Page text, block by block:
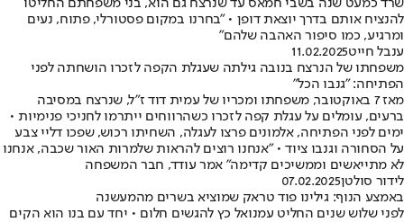
שרד כמעט שנה בשבי חמאס עד שנרצח גם הוא, בני משפחתם החליטו
להנציח אותם בדרך יוצאת דופן • "בחרנו במקום פסטורלי, פתוח, נעים
ומרגיע, כמו סיפור האהבה שלהם"
ענבל חייט11.02.2025
משפחתו של הנרצח בנובה גילתה שעגלת הקפה לזכרו הושחתה לפני
הפתיחה: "גנבו הכל"
מאז 7 באוקטובר, משפחתו ומכריו של עמית דוד ז"ל, שנרצח במסיבה
ברעים, עומלים על עגלת קפה לזכרו כשהרווחים ייתרמו לחניכי פנימיות •
ימים לפני הפתיחה, אלמונים פרצו לעגלה, השחיתו רכוש, שפכו דליי צבע
על הסחורה וגנבו ציוד • "אנחנו רוצים להראות שלמרות האור שכבה, אנחנו
לא מתייאשים וממשיכים קדימה" אמר עודד, חבר המשפחה
לידור סולטן07.02.2025
באמצע הנוף: גילינו פוד טראק שמוציא בשרים מהמעשנה
לפני שלוש שנים החליט עמנואל כץ להגשים חלום • יחד עם בנו הוא הקים